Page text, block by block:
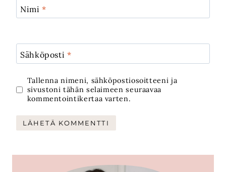
Nimi*
Sähköposti*
Tallenna nimeni, sähköpostiosoitteeni ja
sivustoni tähän selaimeen seuraavaa
kommentointikertaa varten.